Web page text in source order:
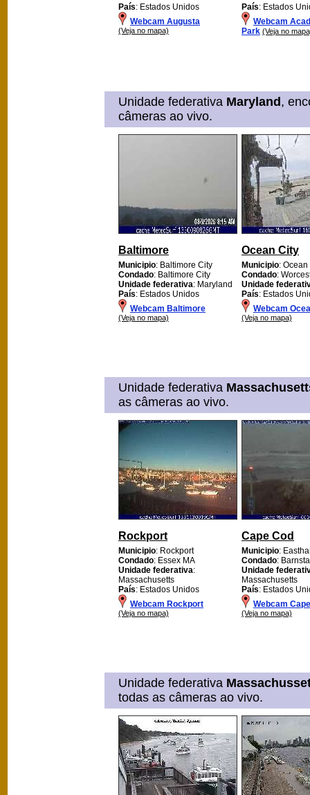
País: Estados Unidos
Webcam Augusta
(Veja no mapa)
País: Estados
Webcam
Park (Veja no
Unidade federativa Maryland,
câmeras ao vivo.
Baltimore
Municipio: Baltimore City
Condado: Baltimore City
Unidade federativa: Maryland
País: Estados Unidos
Webcam Baltimore
(Veja no mapa)
Ocean City
Municipio: Ocean
Condado:
Unidade
País: Estados
Webcam
(Veja no mapa)
Unidade federativa
as câmeras ao vivo.
Rockport
Municipio: Rockport
Condado: Essex MA
Unidade federativa:
Massachusetts
País: Estados Unidos
Webcam Rockport
(Veja no mapa)
Cape Cod
Municipio:
Condado:
Unidade
Massachusetts
País: Estados
Webcam
(Veja no mapa)
Unidade federativa
todas as câmeras ao vivo.